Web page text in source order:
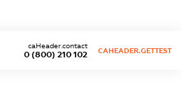
0 (800) 210 102
caHeader.contact
CAHEADER.GETTEST